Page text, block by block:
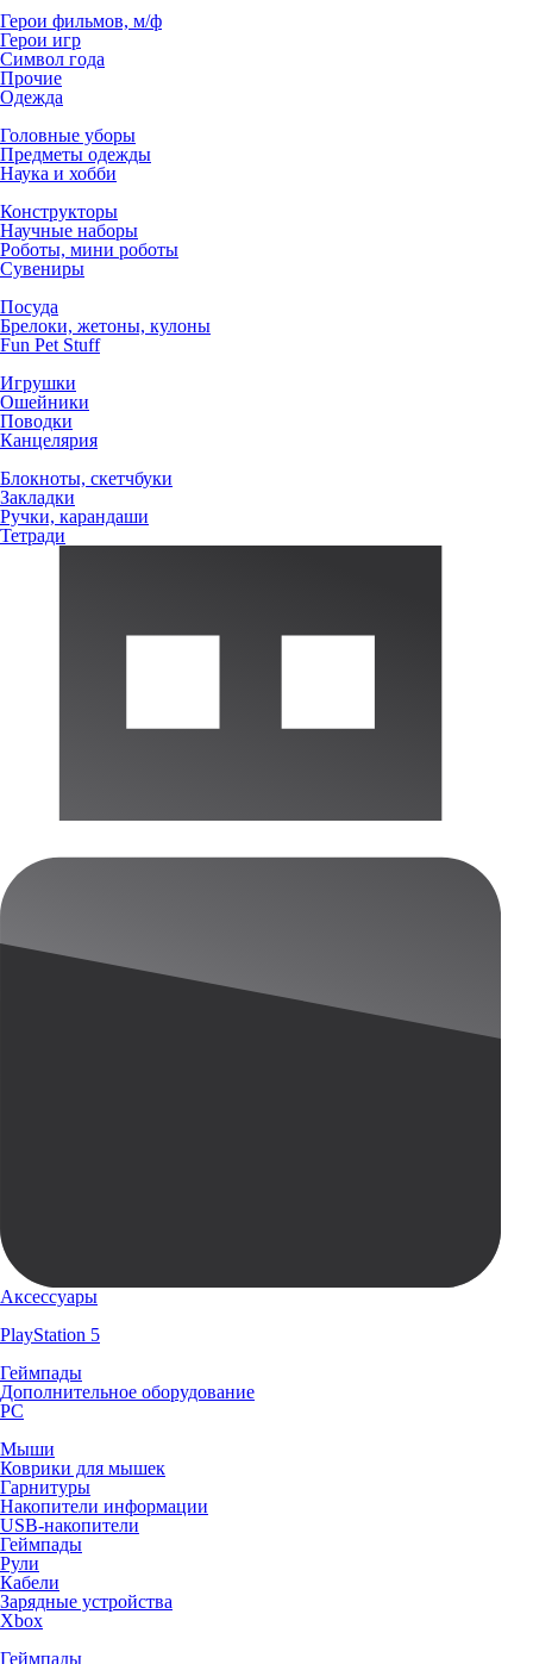
Герои фильмов, м/ф
Герои игр
Символ года
Прочие
Одежда
Головные уборы
Предметы одежды
Наука и хобби
Конструкторы
Научные наборы
Роботы, мини роботы
Сувениры
Посуда
Брелоки, жетоны, кулоны
Fun Pet Stuff
Игрушки
Ошейники
Поводки
Канцелярия
Блокноты, скетчбуки
Закладки
Ручки, карандаши
Тетради
Аксессуары
PlayStation 5
Геймпады
Дополнительное оборудование
PC
Мыши
Коврики для мышек
Гарнитуры
Накопители информации
USB-накопители
Геймпады
Рули
Кабели
Зарядные устройства
Xbox
Геймпады